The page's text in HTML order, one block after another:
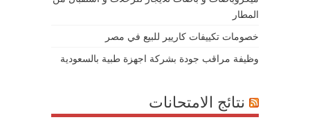
المطار
خصومات تكييفات كاريير للبيع في مصر
وظيفة مراقب جودة بشركة اجهزة طبية بالسعودية
نتائج الامتحانات